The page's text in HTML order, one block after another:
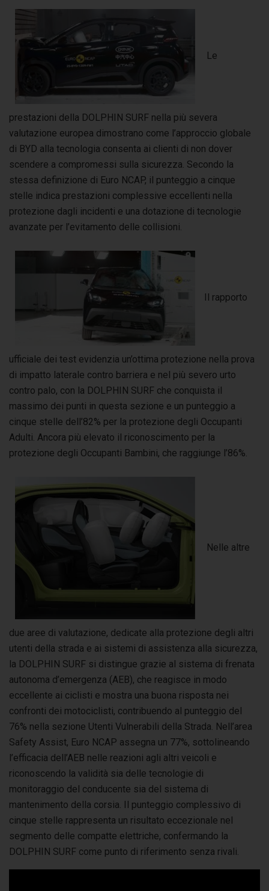
Le
prestazioni della DOLPHIN SURF nella più severa
valutazione europea dimostrano come l’approccio globale
di BYD alla tecnologia consenta ai clienti di non dover
scendere a compromessi sulla sicurezza. Secondo la
stessa definizione di Euro NCAP, il punteggio a cinque
stelle indica prestazioni complessive eccellenti nella
protezione dagli incidenti e una dotazione di tecnologie
avanzate per l’evitamento delle collisioni.
Il rapporto
ufficiale dei test evidenzia un’ottima protezione nella prova
di impatto laterale contro barriera e nel più severo urto
contro palo, con la DOLPHIN SURF che conquista il
massimo dei punti in questa sezione e un punteggio a
cinque stelle dell’82% per la protezione degli Occupanti
Adulti. Ancora più elevato il riconoscimento per la
protezione degli Occupanti Bambini, che raggiunge l’86%.
Nelle altre
due aree di valutazione, dedicate alla protezione degli altri
utenti della strada e ai sistemi di assistenza alla sicurezza,
la DOLPHIN SURF si distingue grazie al sistema di frenata
autonoma d’emergenza (AEB), che reagisce in modo
eccellente ai ciclisti e mostra una buona risposta nei
confronti dei motociclisti, contribuendo al punteggio del
76% nella sezione Utenti Vulnerabili della Strada. Nell’area
Safety Assist, Euro NCAP assegna un 77%, sottolineando
l’efficacia dell’AEB nelle reazioni agli altri veicoli e
riconoscendo la validità sia delle tecnologie di
monitoraggio del conducente sia del sistema di
mantenimento della corsia. Il punteggio complessivo di
cinque stelle rappresenta un risultato eccezionale nel
segmento delle compatte elettriche, confermando la
DOLPHIN SURF come punto di riferimento senza rivali.